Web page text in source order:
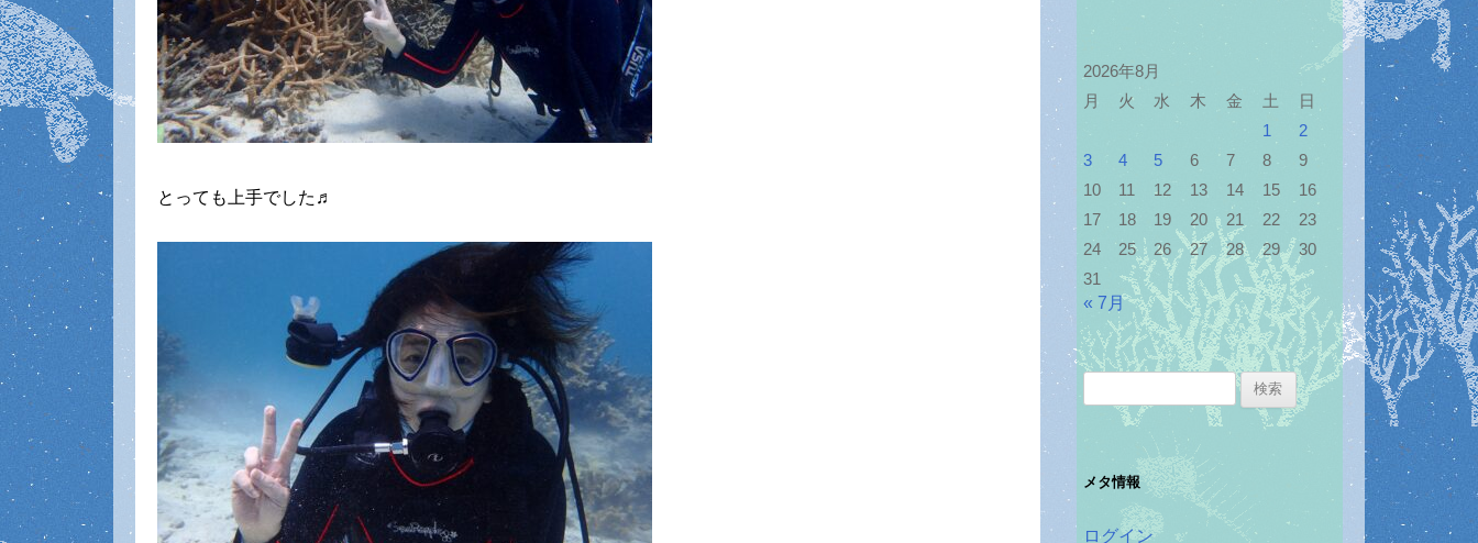
とっても上手でした♬
2026年8月
月
火 水 木 金 土
日
1
2
3
4 5 6 7 8
9
10
11 12 13 14 15
16
17
18 19 20 21 22
23
24
25 26 27 28 29
30
31
« 7月
メタ情報
ログイン